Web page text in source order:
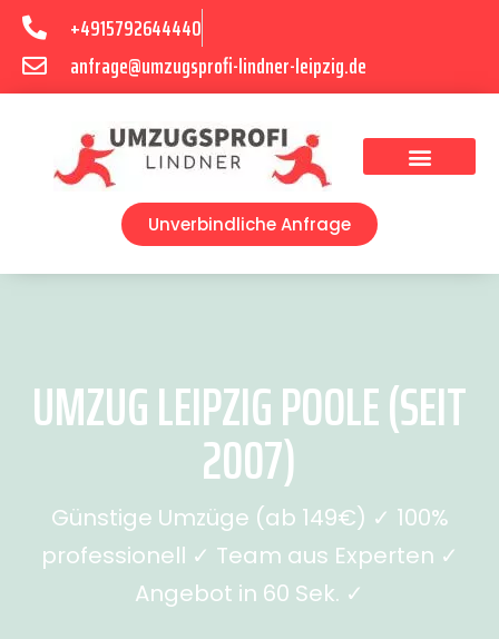
+4915792644440
anfrage@umzugsprofi-lindner-leipzig.de
Unverbindliche Anfrage
UMZUG LEIPZIG POOLE (SEIT
2007)
Günstige Umzüge (ab 149€) ✓ 100%
professionell ✓ Team aus Experten ✓
Angebot in 60 Sek. ✓